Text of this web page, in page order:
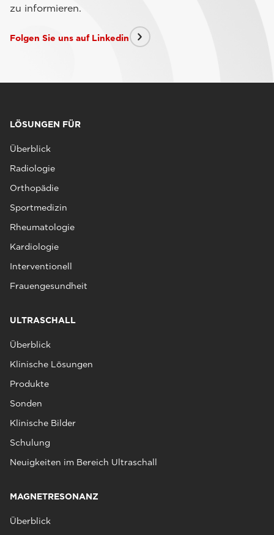
zu informieren.
Folgen Sie uns auf Linkedin
LÖSUNGEN FÜR
Überblick
Radiologie
Orthopädie
Sportmedizin
Rheumatologie
Kardiologie
Interventionell
Frauengesundheit
ULTRASCHALL
Überblick
Klinische Lösungen
Produkte
Sonden
Klinische Bilder
Schulung
Neuigkeiten im Bereich Ultraschall
MAGNETRESONANZ
Überblick